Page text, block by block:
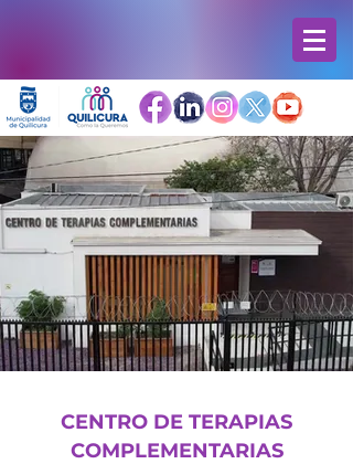
CENTRO DE TERAPIAS
COMPLEMENTARIAS